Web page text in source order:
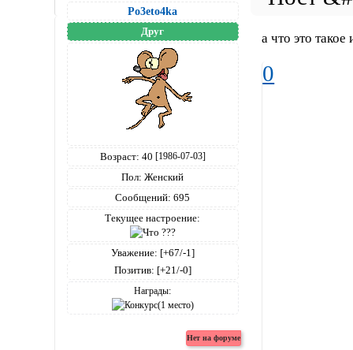
Po3eto4ka
Друг
Возраст: 40 [1986-07-03]
Пол: Женский
Сообщений: 695
Текущее настроение:
Уважение: [+67/-1]
Позитив: [+21/-0]
Награды:
а что это
0